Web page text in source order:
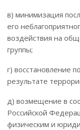
в) минимизация
его
воздействия на
группы;
г) восстановление
результате
д) возмещение в
Российской
физическим и